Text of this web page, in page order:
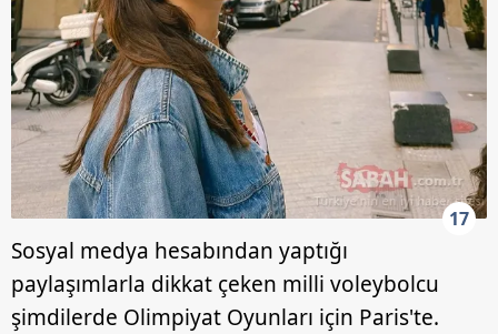
17
Sosyal medya hesabından yaptığı
paylaşımlarla dikkat çeken milli voleybolcu
şimdilerde Olimpiyat Oyunları için Paris'te.